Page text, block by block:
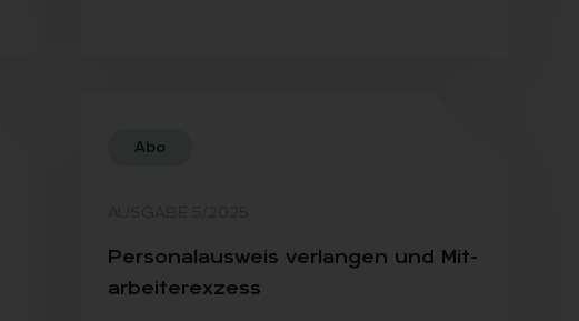
Abo
Per­so­nal­aus­weis ver­lan­gen und Mit­
ar­bei­ter­ex­zess